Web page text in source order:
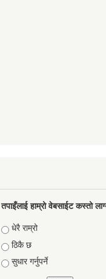
तपाइँलाई हाम्रो वेबसाईट कस्तो
Choices
धेरै राम्रो
ठिकै छ
सुधार गर्नुपर्ने